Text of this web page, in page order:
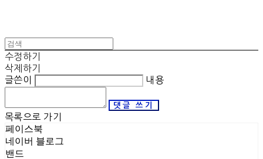
수정하기
삭제하기
글쓴이
내용
댓글 쓰기
목록으로 가기
페이스북
네이버 블로그
밴드